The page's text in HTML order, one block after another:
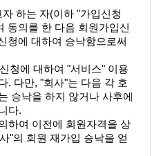
하는 자(이하 "가입신청
동의를 한 다음 회원가입신
청에 대하여 승낙함으로써
청에 대하여 "서비스" 이용
. 다만, "회사"는 다음 각 호
승낙을 하지 않거나 사후에
다.
하여 이전에 회원자격을 상
"의 회원 재가입 승낙을 얻